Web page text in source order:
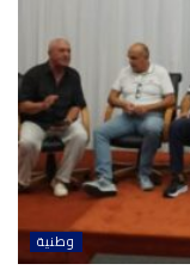
وطنية